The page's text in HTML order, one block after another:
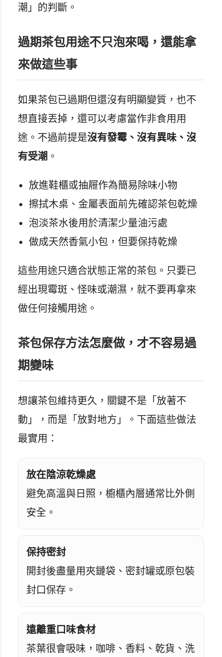
潮」的判斷。
過期茶包用途不只泡來喝，還能拿
來做這些事
如果茶包已過期但還沒有明顯變質，也不
想直接丟掉，還可以考慮當作非食用用
途。不過前提是沒有發霉、沒有異味、沒
有受潮 。
放進鞋櫃或抽屜作為簡易除味小物
擦拭木桌、金屬表面前先確認茶包乾燥
泡淡茶水後用於清潔少量油污處
做成天然香氣小包，但要保持乾燥
這些用途只適合狀態正常的茶包。只要已
經出現霉斑、怪味或潮濕，就不要再拿來
做任何接觸用途。
茶包保存方法怎麼做，才不容易過
期變味
想讓茶包維持更久，關鍵不是「放著不
動」，而是「放對地方」。下面這些做法
最實用：
放在陰涼乾燥處
避免高溫與日照，櫥櫃內層通常比外側
安全。
保持密封
開封後盡量用夾鏈袋、密封罐或原包裝
封口保存。
遠離重口味食材
茶葉很會吸味，咖啡、香料、乾貨、洗